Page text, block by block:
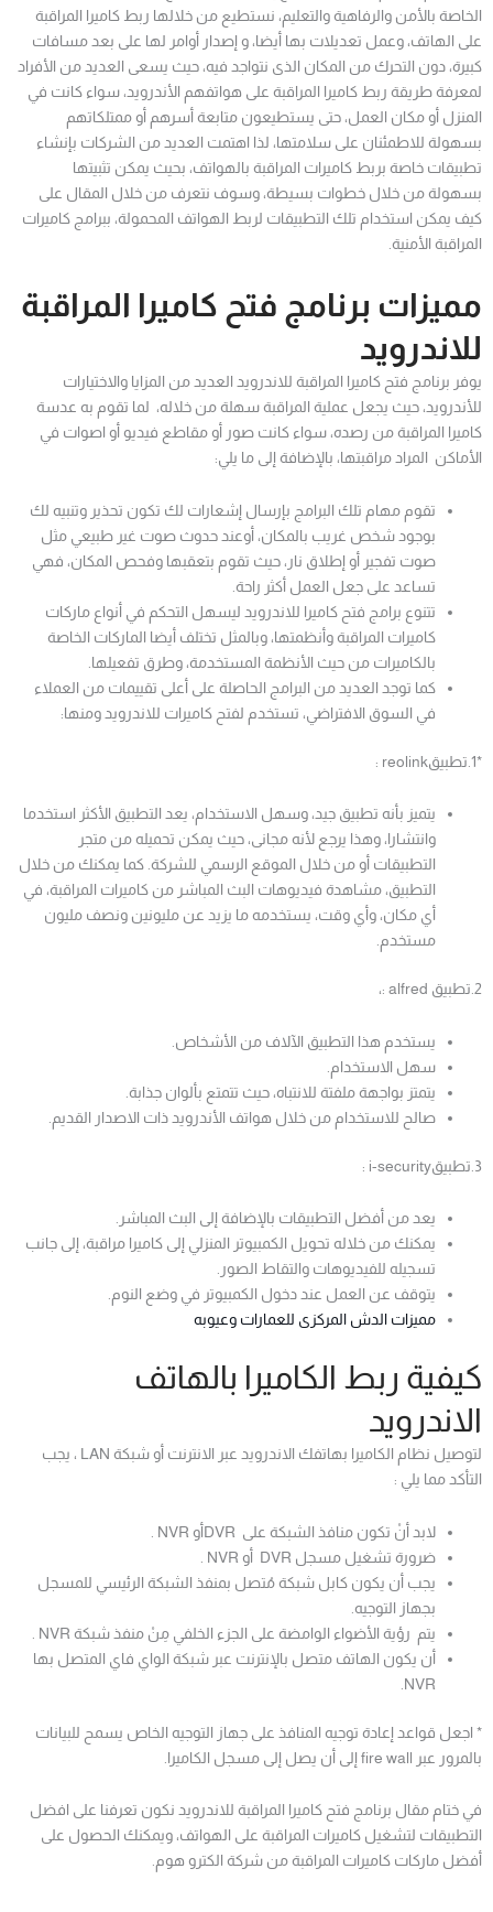
الخاصة بالأمن والرفاهية والتعليم، نستطيع من خلالها ربط كاميرا المراقبة
على الهاتف، وعمل تعديلات بها أيضا، و إصدار أوامر لها على بعد مسافات
كبيرة، دون التحرك من المكان الذى نتواجد فيه، حيث يسعى العديد من الأفراد
لمعرفة طريقة ربط كاميرا المراقبة على هواتفهم الأندرويد، سواء كانت في
المنزل أو مكان العمل، حتى يستطيعون متابعة أسرهم أو ممتلكاتهم
بسهولة للاطمئنان على سلامتها، لذا اهتمت العديد من الشركات بإنشاء
تطبيقات خاصة بربط كاميرات المراقبة بالهواتف، بحيث يمكن تثبيتها
بسهولة من خلال خطوات بسيطة، وسوف نتعرف من خلال المقال على
كيف يمكن استخدام تلك التطبيقات لربط الهواتف المحمولة، ببرامج كاميرات
المراقبة الأمنية.
مميزات برنامج فتح كاميرا المراقبة
للاندرويد
يوفر برنامج فتح كاميرا المراقبة للاندرويد العديد من المزايا والاختيارات
للأندرويد، حيث يجعل عملية المراقبة سهلة من خلاله، لما تقوم به عدسة
كاميرا المراقبة من رصده، سواء كانت صور أو مقاطع فيديو أو اصوات في
الأماكن المراد مراقبتها، بالإضافة إلى ما يلي:
تقوم مهام تلك البرامج بإرسال إشعارات لك تكون تحذير وتنبيه لك
بوجود شخص غريب بالمكان، أوعند حدوث صوت غير طبيعي مثل
صوت تفجير أو إطلاق نار، حيث تقوم بتعقبها وفحص المكان، فهي
تساعد على جعل العمل أكثر راحة.
تتنوع برامج فتح كاميرا للاندرويد ليسهل التحكم في أنواع ماركات
كاميرات المراقبة وأنظمتها، وبالمثل تختلف أيضا الماركات الخاصة
بالكاميرات من حيث الأنظمة المستخدمة، وطرق تفعيلها.
كما توجد العديد من البرامج الحاصلة على أعلى تقييمات من العملاء
في السوق الافتراضي، تستخدم لفتح كاميرات للاندرويد ومنها:
*1.تطبيقreolink :
يتميز بأنه تطبيق جيد، وسهل الاستخدام، يعد التطبيق الأكثر استخدما
وانتشارا، وهذا يرجع لأنه مجانى، حيث يمكن تحميله من متجر
التطبيقات أو من خلال الموقع الرسمي للشركة. كما يمكنك من خلال
التطبيق، مشاهدة فيديوهات البث المباشر من كاميرات المراقبة، في
أي مكان، وأي وقت، يستخدمه ما يزيد عن مليونين ونصف مليون
مستخدم.
2.تطبيق alfred :،
يستخدم هذا التطبيق الآلاف من الأشخاص.
سهل الاستخدام.
يتمتز بواجهة ملفتة للانتباه، حيث تتمتع بألوان جذابة.
صالح للاستخدام من خلال هواتف الأندرويد ذات الاصدار القديم.
3.تطبيقi-security :
يعد من أفضل التطبيقات بالإضافة إلى البث المباشر.
يمكنك من خلاله تحويل الكمبيوتر المنزلي إلى كاميرا مراقبة، إلى جانب
تسجيله للفيديوهات والتقاط الصور.
يتوقف عن العمل عند دخول الكمبيوتر في وضع النوم.
مميزات الدش المركزى للعمارات وعيوبه
كيفية ربط الكاميرا بالهاتف
الاندرويد
لتوصيل نظام الكاميرا بهاتفك الاندرويد عبر الانترنت أو شبكة LAN ، يجب
التأكد مما يلي :
لابد أنْ تكون منافذ الشبكة على DVRأو NVR .
ضرورة تشغيل مسجل DVR أو NVR .
يجب أن يكون كابل شبكة مُتصل بمنفذ الشبكة الرئيسي للمسجل
بجهاز التوجيه.
يتم رؤية الأضواء الوامضة على الجزء الخلفي مِنْ منفذ شبكة NVR .
أن يكون الهاتف متصل بالإنترنت عبر شبكة الواي فاي المتصل بها
NVR.
* اجعل قواعد إعادة توجيه المنافذ على جهاز التوجيه الخاص يسمح للبيانات
بالمرور عبر fire wall إلى أن يصل إلى مسجل الكاميرا.
في ختام مقال برنامج فتح كاميرا المراقبة للاندرويد نكون تعرفنا على افضل
التطبيقات لتشغيل كاميرات المراقبة على الهواتف، ويمكنك الحصول على
أفضل ماركات كاميرات المراقبة من شركة الكترو هوم.